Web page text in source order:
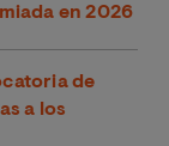
en 2026
de
a los